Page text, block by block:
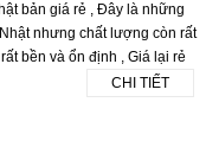
bản giá rẻ , Đây là những
nhưng chất lượng còn rất
bền và ổn định , Giá lại rẻ
CHI TIẾT